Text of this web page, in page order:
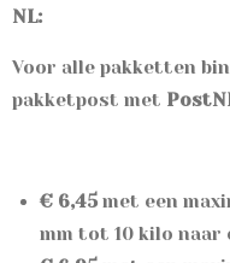
NL:
Voor alle pakketten
pakketpost met
€ 6,45 met een
mm tot 10 kilo naar